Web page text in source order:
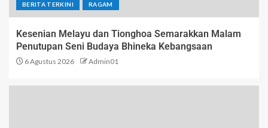
BERITA TERKINI RAGAM
Kesenian Melayu dan Tionghoa Semarakkan Malam
Penutupan Seni Budaya Bhineka Kebangsaan
6 Agustus 2026 Admin01